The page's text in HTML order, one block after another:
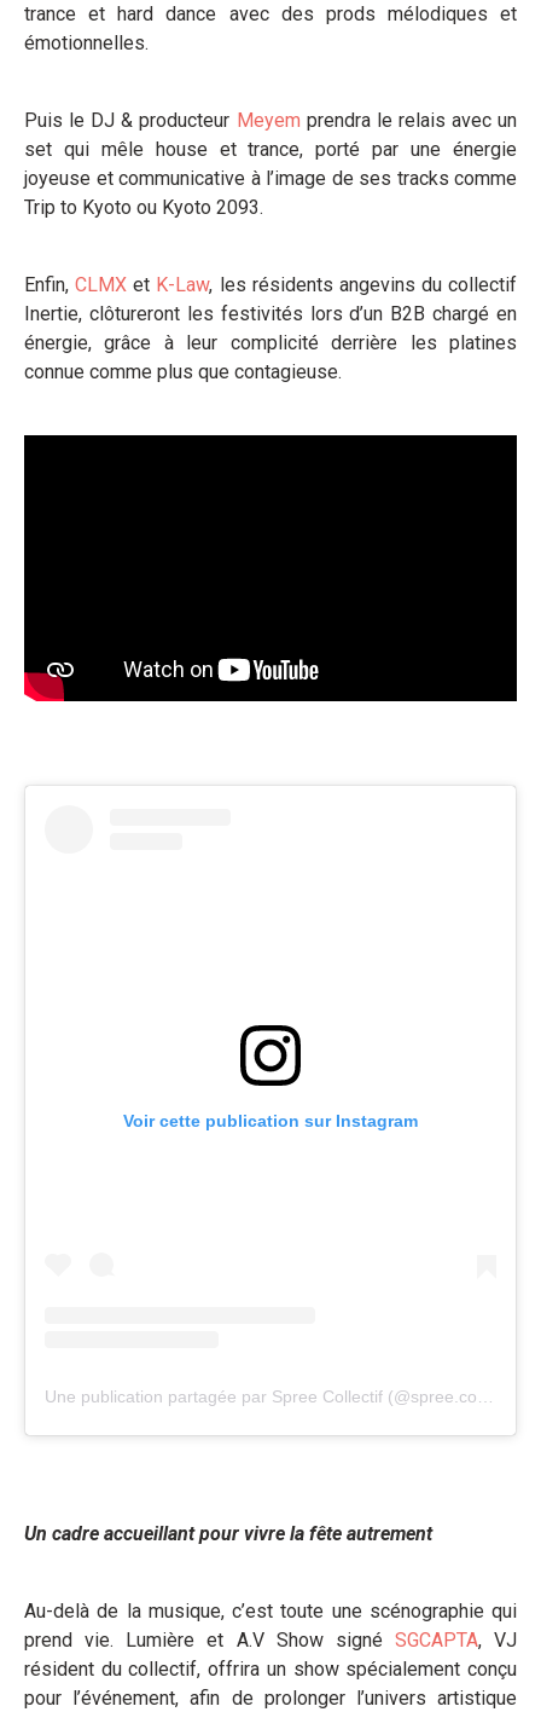
trance et hard dance avec des prods mélodiques et
émotionnelles.
Puis le DJ & producteur Meyem prendra le relais avec un
set qui mêle house et trance, porté par une énergie
joyeuse et communicative à l’image de ses tracks comme
Trip to Kyoto ou Kyoto 2093.
Enfin,CLMX et K-Law, les résidents angevins du collectif
Inertie, clôtureront les festivités lors d’un B2B chargé en
énergie, grâce à leur complicité derrière les platines
connue comme plus que contagieuse.
Voir cette publication sur Instagram
Un cadre accueillant pour vivre la fête autrement
Au-delà de la musique, c’est toute une scénographie qui
prend vie. Lumière et A.V Show signé SGCAPTA, VJ
résident du collectif, offrira un show spécialement conçu
pour l’événement, afin de prolonger l’univers artistique